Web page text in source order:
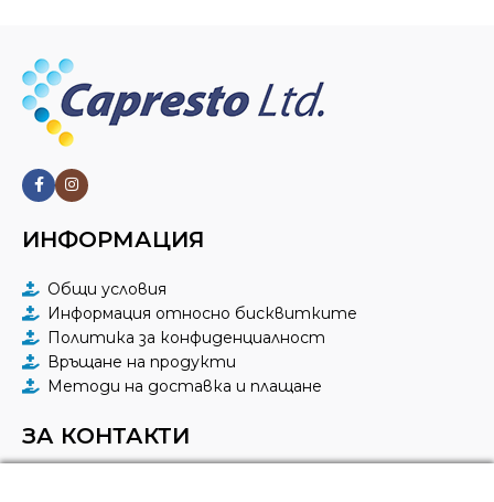
ИНФОРМАЦИЯ
Общи условия
Информация относно бисквитките
Политика за конфиденциалност
Връщане на продукти
Методи на доставка и плащане
ЗА КОНТАКТИ